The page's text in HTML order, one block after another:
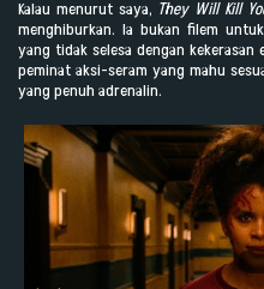
Kalau menurut saya, They Will Kill
menghiburkan. Ia bukan filem
yang tidak selesa dengan
peminat aksi-seram yang mahu
yang penuh adrenalin.